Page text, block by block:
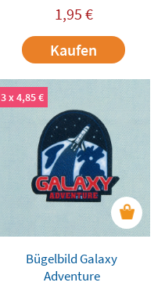
1,95 €
Kaufen
3 x 4,85 €
Bügelbild Galaxy
Adventure